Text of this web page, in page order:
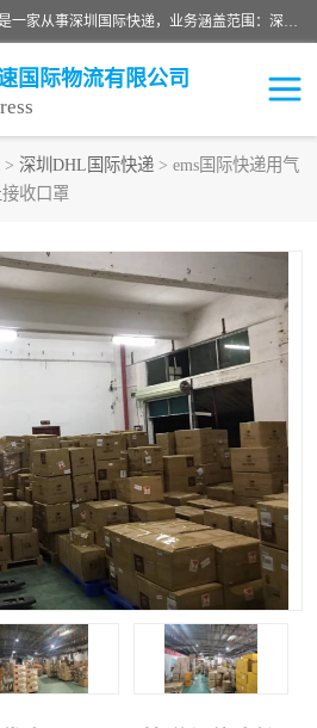
深圳市鑫飞速国际物流有限公司是一家从事深圳国际快递，业务涵盖范围：深圳DHL国际快递、深圳国际快递公司、深圳国际物流公司、深圳国际快递、深圳DHL国际快递电话可拨打全国服务热线：15019287411。欢迎各位亲来人来电到我司洽谈合作。
国际物流有限公司
> 深圳DHL国际快递 > ems国际快递用气
收口罩
巴西快递
伊朗快递
深圳国际快递公司
深圳国际快递电话
深圳国际快递